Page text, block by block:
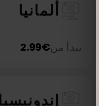
ألمانيا
يبدأ من€
2.99
إندونيسيا